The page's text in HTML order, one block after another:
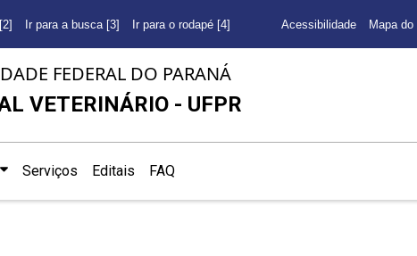
Ir para a busca [3] Ir para o rodapé [4] Acessibilidade Mapa do
FEDERAL DO PARANÁ
VETERINÁRIO - UFPR
Serviços Editais FAQ